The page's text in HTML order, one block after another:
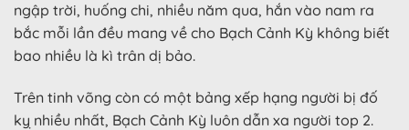
ngập trời, huống chi, nhiều năm qua, hắn vào nam ra
bắc mỗi lần đều mang về cho Bạch Cảnh Kỳ không biết
bao nhiều là kì trân dị bảo.
Trên tinh võng còn có một bảng xếp hạng người bị đố
kỵ nhiều nhất, Bạch Cảnh Kỳ luôn dẫn xa người top 2.